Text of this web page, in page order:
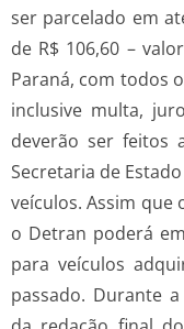
ser parcelado em
de R$ 106,60 –
Paraná, com todos
inclusive multa,
deverão ser feitos
Secretaria de
veículos. Assim
o Detran poderá
para veículos
passado. Durante